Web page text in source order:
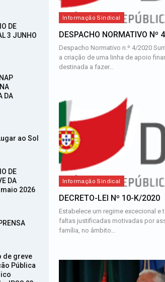
Informação Sindical
DESPACHO NORMATIVO Nº
Despacho Normativo n.º 4/2020
a criação de uma linha de apoio
destinada a fazer…
Informação Sindical
DECRETO-LEI Nº 10-K/2020
Estabelece um regime excecional e
faltas justificadas motivadas por
família, no âmbito…
DE
3 JUNHO
DA
ao Sol
DE
DA
maio 2026
de greve
Pública